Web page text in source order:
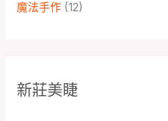
魔法手作 (12)
新莊美睫